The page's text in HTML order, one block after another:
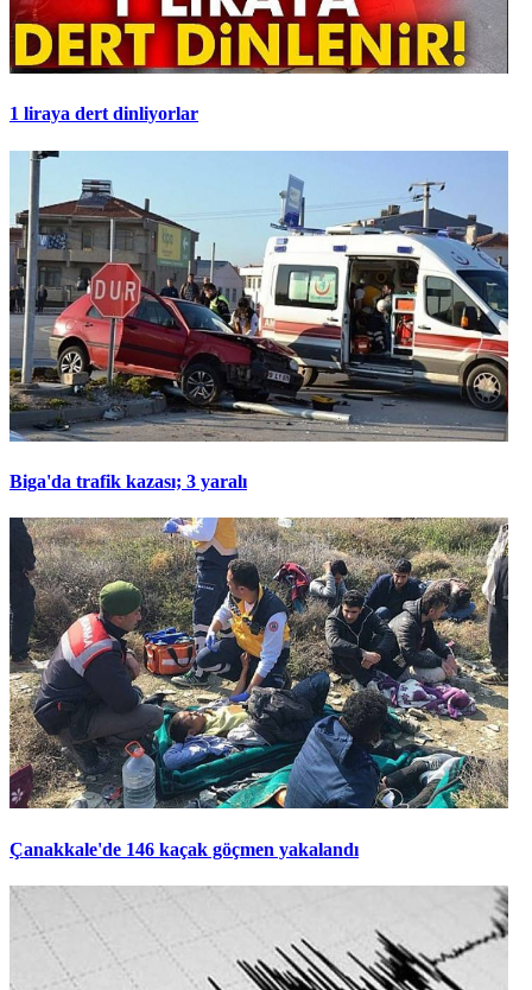
1 liraya dert dinliyorlar
Biga'da trafik kazası; 3 yaralı
Çanakkale'de 146 kaçak göçmen yakalandı